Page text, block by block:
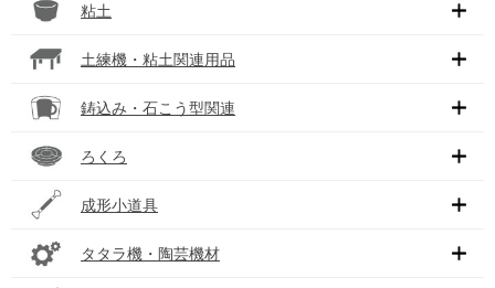
粘土
土練機・粘土関連用品
鋳込み・石こう型関連
ろくろ
成形小道具
タタラ機・陶芸機材